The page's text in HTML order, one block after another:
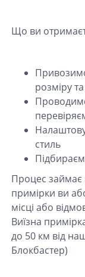
Що ви
розміру
стиль
Процес займає
примірки ви
місці або
Виїзна
до 50 км від
Блокбастер)